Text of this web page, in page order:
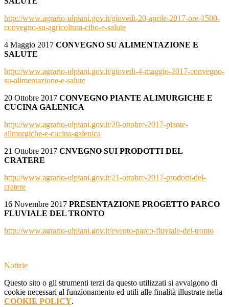
http://www.agrario-ulpiani.gov.it/giovedi-20-aprile-2017-ore-1500-
convegno-su-agricoltura-cibo-e-salute
4 Maggio 2017 CONVEGNO SU ALIMENTAZIONE E
SALUTE
http://www.agrario-ulpiani.gov.it/giovedi-4-maggio-2017-convegno-
su-alimentazione-e-salute
20 Ottobre 2017 CONVEGNO PIANTE ALIMURGICHE E
CUCINA GALENICA
http://www.agrario-ulpiani.gov.it/20-ottobre-2017-piante-
alimurgiche-e-cucina-galenica
21 Ottobre 2017 CNVEGNO SUI PRODOTTI DEL
CRATERE
http://www.agrario-ulpiani.gov.it/21-ottobre-2017-prodotti-del-
cratere
16 Novembre 2017 PRESENTAZIONE PROGETTO PARCO
FLUVIALE DEL TRONTO
http://www.agrario-ulpiani.gov.it/evento-parco-fluviale-del-tronto
Notizie
Questo sito o gli strumenti terzi da questo utilizzati si avvalgono di
cookie necessari al funzionamento ed utili alle finalità illustrate nella
COOKIE POLICY.